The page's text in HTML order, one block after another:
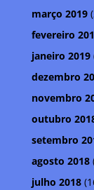
março 2019
fevereiro
janeiro 2019
dezembro
novembro
outubro
setembro
agosto 2018
julho 2018